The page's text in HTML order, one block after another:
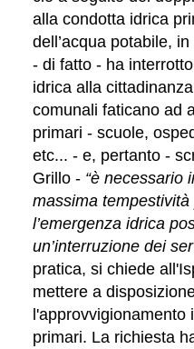
alla condotta idrica
dell’acqua potabile,
- di fatto - ha
idrica alla
comunali faticano ad
primari - scuole,
etc... - e, pertanto -
Grillo - “è necessario
massima
l’emergenza idrica
un’interruzione dei
pratica, si chiede
mettere a
l'approvvigionamento
primari. La richiesta